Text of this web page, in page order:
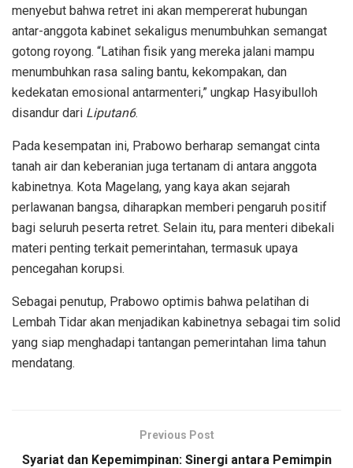
menyebut bahwa retret ini akan mempererat hubungan
antar-anggota kabinet sekaligus menumbuhkan semangat
gotong royong. “Latihan fisik yang mereka jalani mampu
menumbuhkan rasa saling bantu, kekompakan, dan
kedekatan emosional antarmenteri,” ungkap Hasyibulloh
disandur dari Liputan6.
Pada kesempatan ini, Prabowo berharap semangat cinta
tanah air dan keberanian juga tertanam di antara anggota
kabinetnya. Kota Magelang, yang kaya akan sejarah
perlawanan bangsa, diharapkan memberi pengaruh positif
bagi seluruh peserta retret. Selain itu, para menteri dibekali
materi penting terkait pemerintahan, termasuk upaya
pencegahan korupsi.
Sebagai penutup, Prabowo optimis bahwa pelatihan di
Lembah Tidar akan menjadikan kabinetnya sebagai tim solid
yang siap menghadapi tantangan pemerintahan lima tahun
mendatang.
Previous Post
Syariat dan Kepemimpinan: Sinergi antara Pemimpin